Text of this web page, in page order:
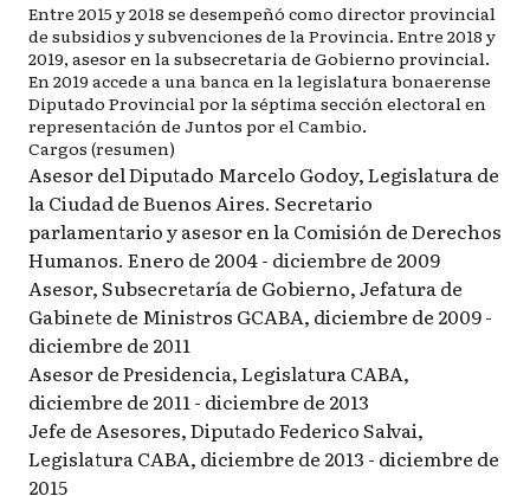
Entre 2015 y 2018 se desempeñó como director provincial
de subsidios y subvenciones de la Provincia. Entre 2018 y
2019, asesor en la subsecretaria de Gobierno provincial.
En 2019 accede a una banca en la legislatura bonaerense
Diputado Provincial por la séptima sección electoral en
representación de Juntos por el Cambio.
Cargos (resumen)
Asesor del Diputado Marcelo Godoy, Legislatura de
la Ciudad de Buenos Aires. Secretario
parlamentario y asesor en la Comisión de Derechos
Humanos. Enero de 2004 - diciembre de 2009
Asesor, Subsecretaría de Gobierno, Jefatura de
Gabinete de Ministros GCABA, diciembre de 2009 -
diciembre de 2011
Asesor de Presidencia, Legislatura CABA,
diciembre de 2011 - diciembre de 2013
Jefe de Asesores, Diputado Federico Salvai,
Legislatura CABA, diciembre de 2013 - diciembre de
2015